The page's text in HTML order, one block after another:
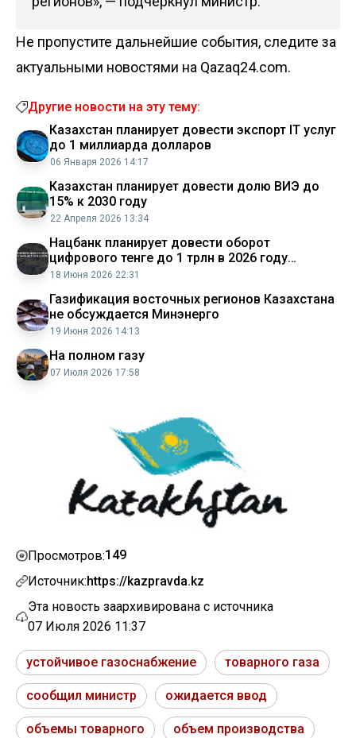
Не пропустите дальнейшие события, следите за
актуальными новостями на Qazaq24.com.
Другие новости на эту тему:
Казахстан планирует довести экспорт IT услуг
до 1 миллиарда долларов
06 Января 2026 14:17
Казахстан планирует довести долю ВИЭ до
15% к 2030 году
22 Апреля 2026 13:34
Нацбанк планирует довести оборот
цифрового тенге до 1 трлн в 2026 году
Аналитический интернет журнал Власть
18 Июня 2026 22:31
Газификация восточных регионов Казахстана
не обсуждается Минэнерго
19 Июня 2026 14:13
На полном газу
07 Июля 2026 17:58
Просмотров:149
Источник:https://kazpravda.kz
Эта новость заархивирована с источника
07 Июля 2026 11:37
устойчивое газоснабжение товарного газа
сообщил министр ожидается ввод
объемы товарного объем производства